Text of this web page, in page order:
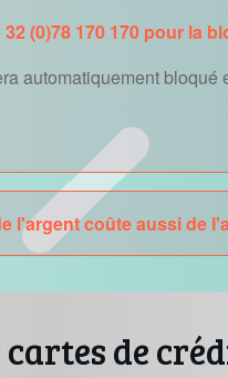
(0)78 170 170 pour la
automatiquement
l'argent coûte aussi de
cartes de